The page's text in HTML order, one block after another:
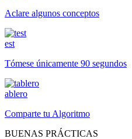
Aclare algunos conceptos
est
Tómese únicamente 90 segundos
ablero
Comparte tu Algoritmo
BUENAS PRÁCTICAS